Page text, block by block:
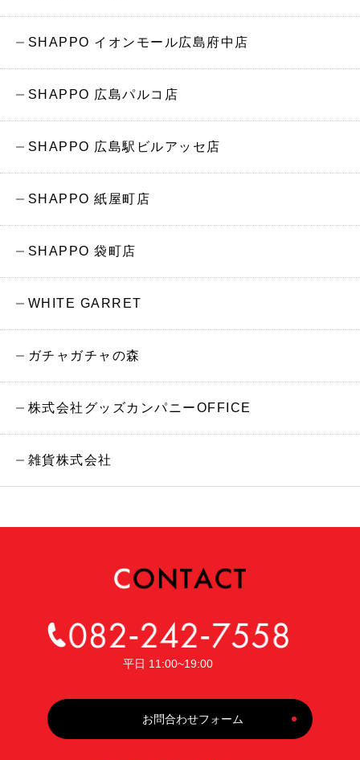
SHAPPO イオンモール広島府中店
SHAPPO 広島パルコ店
SHAPPO 広島駅ビルアッセ店
SHAPPO 紙屋町店
SHAPPO 袋町店
WHITE GARRET
ガチャガチャの森
株式会社グッズカンパニーOFFICE
雑貨株式会社
平日 11:00~19:00
お問合わせフォーム